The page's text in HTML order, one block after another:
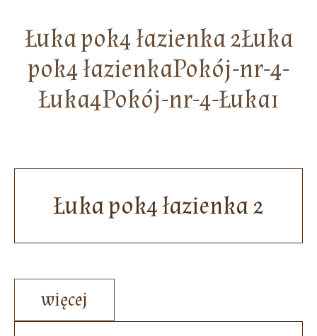
Łuka pok4 łazienka 2Łuka
pok4 łazienkaPokój-nr-4-
Łuka4Pokój-nr-4-Łuka1
Łuka pok4 łazienka 2
więcej